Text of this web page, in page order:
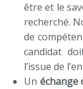
être et le
recherché.
de
candidat
l’issue de
Un échange